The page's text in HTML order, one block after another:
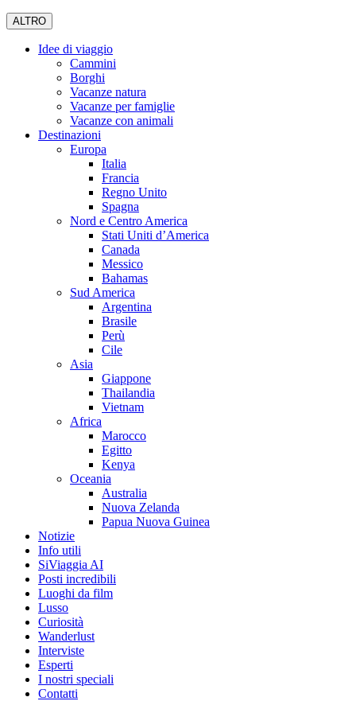
ALTRO
Idee di viaggio
Cammini
Borghi
Vacanze natura
Vacanze per famiglie
Vacanze con animali
Destinazioni
Europa
Italia
Francia
Regno Unito
Spagna
Nord e Centro America
Stati Uniti d’America
Canada
Messico
Bahamas
Sud America
Argentina
Brasile
Perù
Cile
Asia
Giappone
Thailandia
Vietnam
Africa
Marocco
Egitto
Kenya
Oceania
Australia
Nuova Zelanda
Papua Nuova Guinea
Notizie
Info utili
SiViaggia AI
Posti incredibili
Luoghi da film
Lusso
Curiosità
Wanderlust
Interviste
Esperti
I nostri speciali
Contatti